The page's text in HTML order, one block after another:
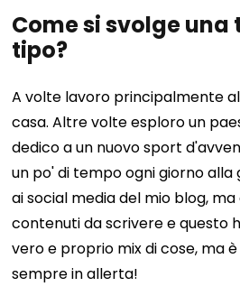
Come si svolge
tipo?
A volte lavoro principalmente
casa. Altre volte esploro un
dedico a un nuovo sport
un po' di tempo ogni giorno alla
ai social media del mio blog,
contenuti da scrivere e questo
vero e proprio mix di cose, ma
sempre in allerta!